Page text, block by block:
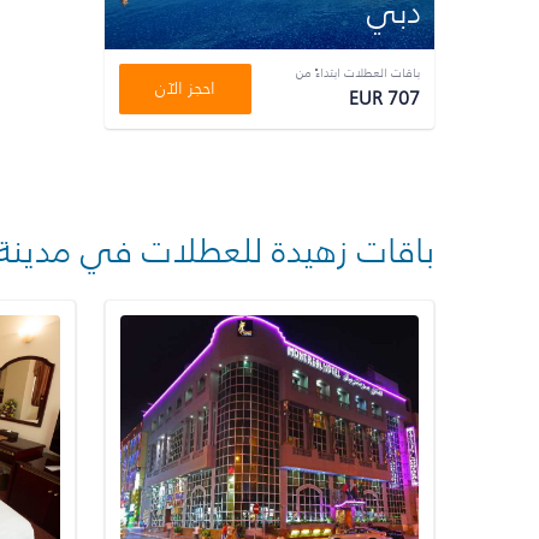
دبي
باقات العطلات ابتداءً من
EUR 707 احجز الآن
باقات زهيدة للعطلات في